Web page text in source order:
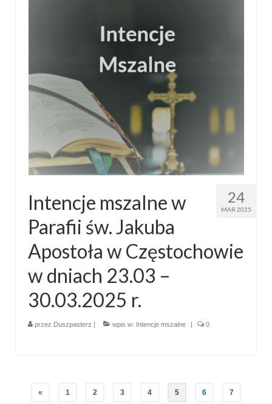
24
MAR 2025
Intencje mszalne w
Parafii św. Jakuba
Apostoła w Częstochowie
w dniach 23.03 –
30.03.2025 r.
przez Duszpasterz wpis w: Intencje mszalne 0
Nawigacja
« 1 2 3 4 5 6 7